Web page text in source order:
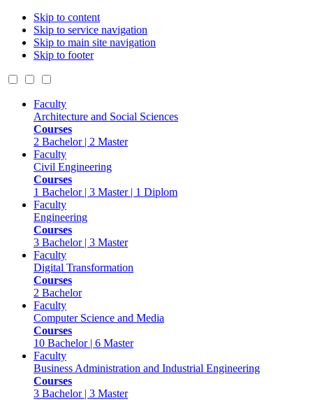
Skip to content
Skip to service navigation
Skip to main site navigation
Skip to footer
Faculty
Architecture and Social Sciences
Courses
2 Bachelor | 2 Master
Faculty
Civil Engineering
Courses
1 Bachelor | 3 Master | 1 Diplom
Faculty
Engineering
Courses
3 Bachelor | 3 Master
Faculty
Digital Transformation
Courses
2 Bachelor
Faculty
Computer Science and Media
Courses
10 Bachelor | 6 Master
Faculty
Business Administration and Industrial Engineering
Courses
3 Bachelor | 3 Master